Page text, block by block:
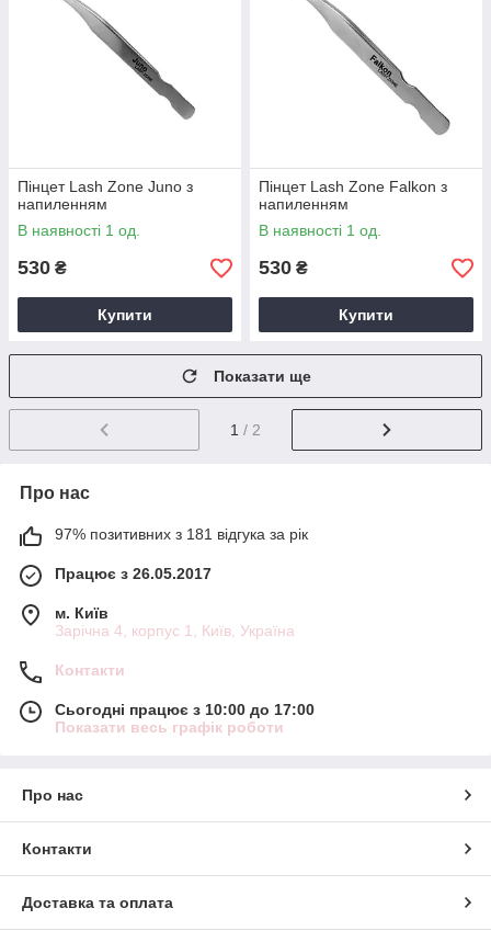
Пінцет Lash Zone Juno з
напиленням
В наявності 1 од.
530 ₴
Купити
Пінцет Lash Zone Falkon з
напиленням
В наявності 1 од.
530 ₴
Купити
Показати ще
1 / 2
Про нас
97% позитивних з 181 відгука за рік
Працює з 26.05.2017
м. Київ
Зарічна 4, корпус 1, Київ, Україна
Контакти
Сьогодні працює з 10:00 до 17:00
Показати весь графік роботи
Про нас
Контакти
Доставка та оплата